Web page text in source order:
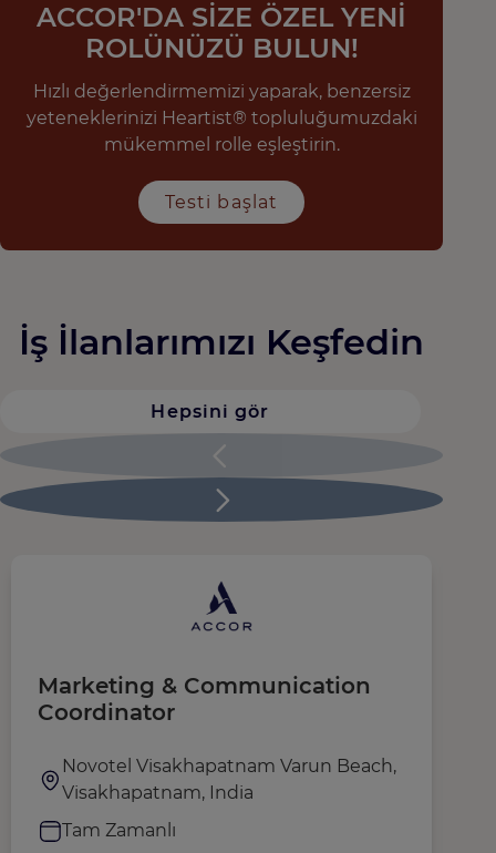
ACCOR'DA SİZE ÖZEL YENİ
ROLÜNÜZÜ BULUN!
Hızlı değerlendirmemizi yaparak, benzersiz
yeteneklerinizi Heartist® topluluğumuzdaki
mükemmel rolle eşleştirin.
Testi başlat
İş İlanlarımızı Keşfedin
Hepsini gör
Marketing & Communication
Coordinator
Novotel Visakhapatnam Varun Beach,
Visakhapatnam, India
Tam Zamanlı